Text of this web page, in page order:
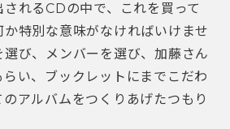
れるCDの中で、これを買って
特別な意味がなければいけませ
び、メンバーを選び、加藤さん
い、ブックレットにまでこだわ
アルバムをつくりあげたつもり